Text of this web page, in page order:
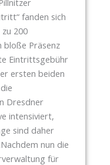
fanden sich
200
bloße Präsenz
Eintrittsgebühr
ersten beiden
Dresdner
intensiviert,
sind daher
nun die
für